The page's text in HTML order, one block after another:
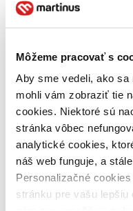
Môžeme pracovať s
Aby sme vedeli, ako sa
mohli vám zobraziť tie
cookies. Niektoré sú
stránka vôbec
analytické cookies,
náš web funguje, a
Personalizačné
stránku pre vašu lepšiu
Aký je teda film? Nuž aký
Brad Pitt
, zombie a PG-
leporelo. Hlavný hrdina
život na predmestí New
bývalej práci armádneho
, známa
americkej verzii seriálu The
neobjavia v meste zombie.
Nasleduje frenetický útek z
Pittapo univerzálnom